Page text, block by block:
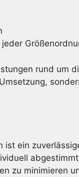
rund um
ein
zu minimieren